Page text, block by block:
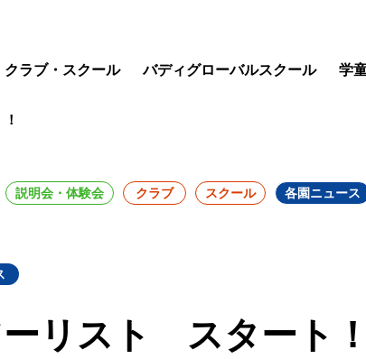
クラブ・スクール バディグローバルスクール 学
説明会・体験会 クラブ スクール 各園ニュース
リスト スタート！